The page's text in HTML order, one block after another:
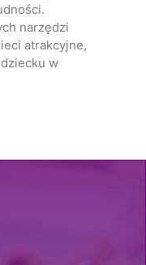
narzędzi
atrakcyjne,
w